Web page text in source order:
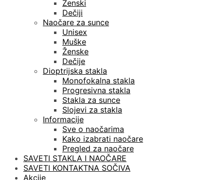
Ženski
Dečiji
Naočare za sunce
Unisex
Muške
Ženske
Dečije
Dioptrijska stakla
Monofokalna stakla
Progresivna stakla
Stakla za sunce
Slojevi za stakla
Informacije
Sve o naočarima
Kako izabrati naočare
Pregled za naočare
SAVETI STAKLA I NAOČARE
SAVETI KONTAKTNA SOČIVA
Akcije